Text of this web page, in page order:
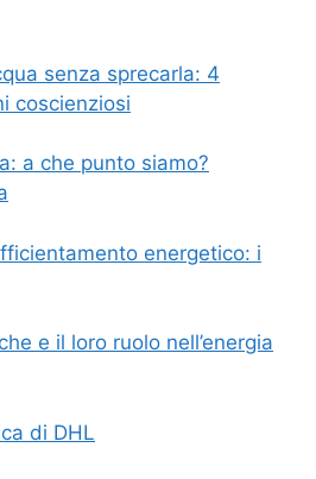
senza sprecarla: 4
coscienziosi
a che punto siamo?
energetico: i
e il loro ruolo nell’energia
di DHL